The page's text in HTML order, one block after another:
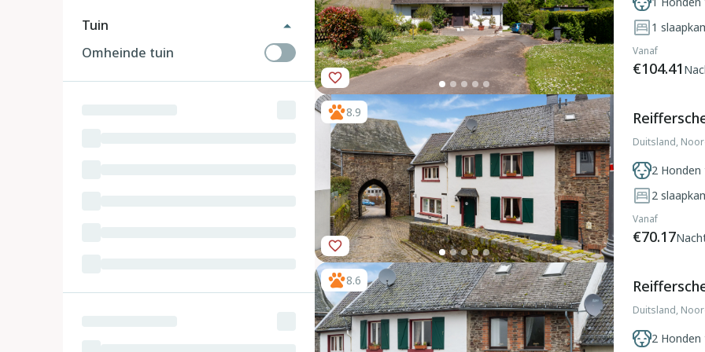
Tuin
Omheinde tuin
1
Vanaf
€104.41
8.9
Duitsland,
2
2
Vanaf
€70.17
8.6
Duitsland,
2